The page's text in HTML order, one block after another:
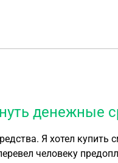
денежные
доставкой в
человеку